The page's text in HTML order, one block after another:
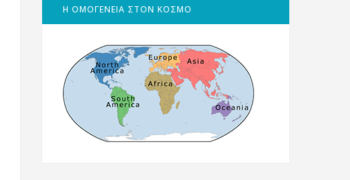
Η ΟΜΟΓΕΝΕΙΑ ΣΤΟΝ ΚΟΣΜΟ